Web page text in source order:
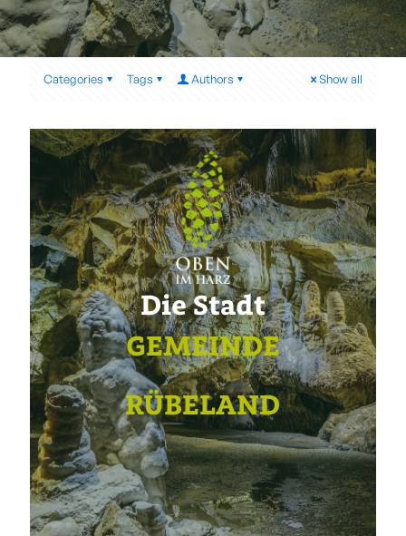
Categories Tags Authors Show all
Die Stadt
GEMEINDE
RÜBELAND